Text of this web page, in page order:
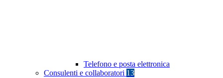
Telefono e posta elettronica
Consulenti e collaboratori 13